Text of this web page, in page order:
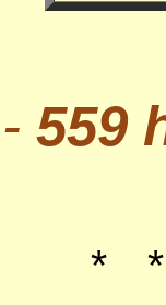
- 559
*